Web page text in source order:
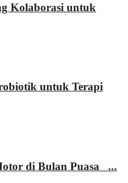
Kolaborasi untuk
untuk Terapi
di Bulan Puasa ...